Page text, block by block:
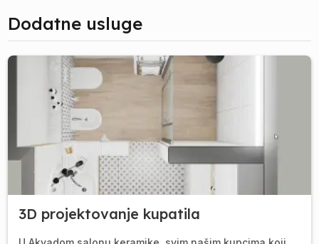
Dodatne usluge
3D projektovanje kupatila